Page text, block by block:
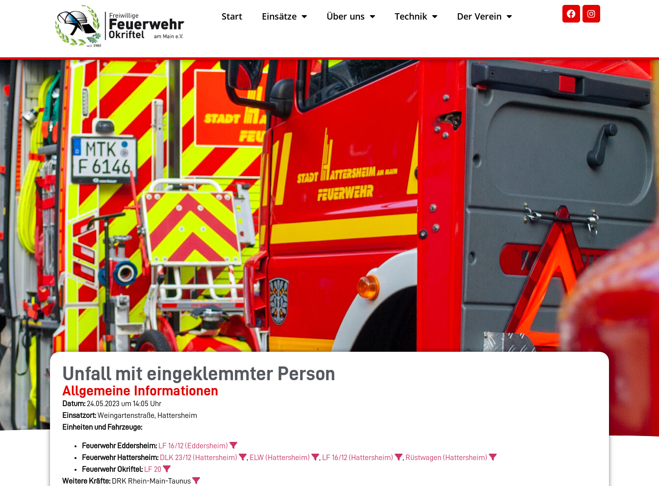
Start Einsätze Über uns Technik Der Verein
Unfall mit eingeklemmter Person
Allgemeine Informationen
Datum: 24.05.2023 um 14:05 Uhr
Einsatzort:Weingartenstraße, Hattersheim
Einheiten und Fahrzeuge:
Feuerwehr Eddersheim: LF 16/12 (Eddersheim)
Feuerwehr Hattersheim: DLK 23/12 (Hattersheim) , ELW (Hattersheim) , LF 16/12 (Hattersheim) , Rüstwagen (Hattersheim)
Feuerwehr Okriftel: LF 20
Weitere Kräfte: DRK Rhein-Main-Taunus